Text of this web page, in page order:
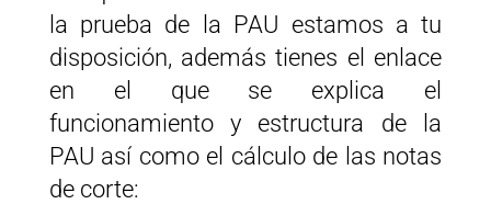
la prueba de la PAU estamos a tu
disposición, además tienes el enlace
en el que se explica el
funcionamiento y estructura de la
PAU así como el cálculo de las notas
de corte: